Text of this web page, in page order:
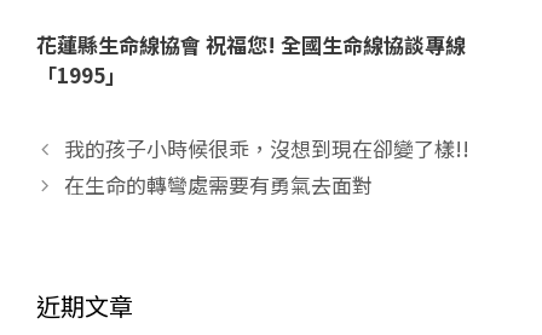
花蓮縣生命線協會 祝福您! 全國生命線協談專線
「1995」
我的孩子小時候很乖，沒想到現在卻變了樣!!
在生命的轉彎處需要有勇氣去面對
近期文章